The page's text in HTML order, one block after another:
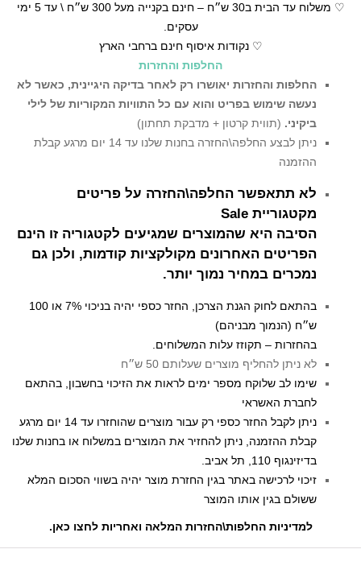
♡ משלוח עד הבית ב30 ש״ח – חינם בקנייה מעל 300 ש״ח \ עד 5 ימי
עסקים.
♡ נקודות איסוף חינם ברחבי הארץ
החלפות והחזרות
החלפות והחזרות יאושרו רק לאחר בדיקה היגיינית, כאשר לא
נעשה שימוש בפריט והוא עם כל התוויות המקוריות של לילי
ביקיני. (תווית קרטון + מדבקת תחתון)
ניתן לבצע החלפה\החזרה בחנות שלנו עד 14 יום מרגע קבלת
ההזמנה
לא תתאפשר החלפה\החזרה על פריטים
מקטגוריית Sale
הסיבה היא שהמוצרים שמגיעים לקטגוריה זו הינם
הפריטים האחרונים מקולקציות קודמות, ולכן גם
נמכרים במחיר נמוך יותר.
בהתאם לחוק הגנת הצרכן, החזר כספי יהיה בניכוי 7% או 100
ש״ח (הנמוך מבניהם)
בהחזרות – תקוזז עלות המשלוחים.
לא ניתן להחליף מוצרים שעלותם 50 ש״ח
שימו לב שלוקח מספר ימים לראות את הזיכוי בחשבון, בהתאם
לחברת האשראי
ניתן לקבל החזר כספי רק עבור מוצרים שהוחזרו עד 14 יום מרגע
קבלת ההזמנה, ניתן להחזיר את המוצרים במשלוח או בחנות שלנו
בדיזינגוף 110, תל אביב.
זיכוי לרכישה באתר בגין החזרת מוצר יהיה בשווי הסכום המלא
ששולם בגין אותו המוצר
למדיניות החלפות\החזרות המלאה ואחריות לחצו כאן.